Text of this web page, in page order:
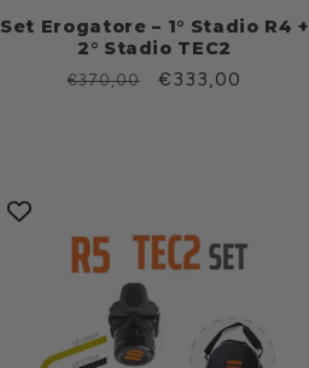
Set Erogatore – 1° Stadio R4 +
2° Stadio TEC2
Prezzo
€370,00
Prezzo
€333,00